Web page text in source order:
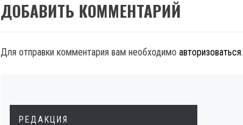
ДОБАВИТЬ КОММЕНТАРИЙ
Для отправки комментария вам необходимо авторизоваться.
РЕДАКЦИЯ